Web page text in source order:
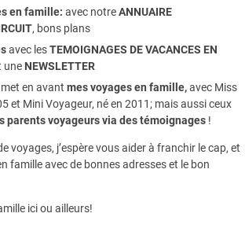
en famille: avec notreANNUAIRE
, bons plans
avec lesTEMOIGNAGES DE VACANCES EN
une NEWSLETTER
en avant mes voyages en famille,avec Miss
et Mini Voyageur, né en 2011; mais aussi ceux
parents voyageurs via des témoignages !
voyages, j’espère vous aider à franchir le cap, et
famille avec de bonnes adresses et le bon
ici ou ailleurs!